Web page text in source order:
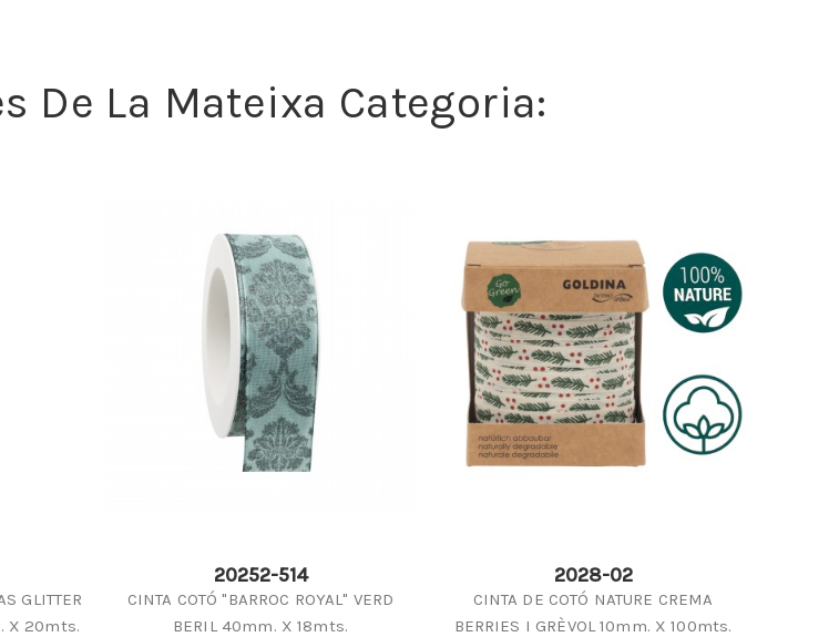
De La Mateixa Categoria:
GLITTER
X 20mts.
20252-514
CINTA COTÓ "BARROC ROYAL" VERD
BERIL 40mm. X 18mts.
2028-02
CINTA DE COTÓ NATURE CREMA
BERRIES I GRÈVOL 10mm. X 100mts.